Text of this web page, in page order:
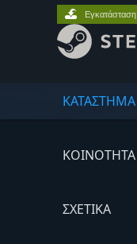
ΚΑΤΑΣΤΗΜΑ
ΚΟΙΝΟΤΗΤΑ
ΣΧΕΤΙΚΆ